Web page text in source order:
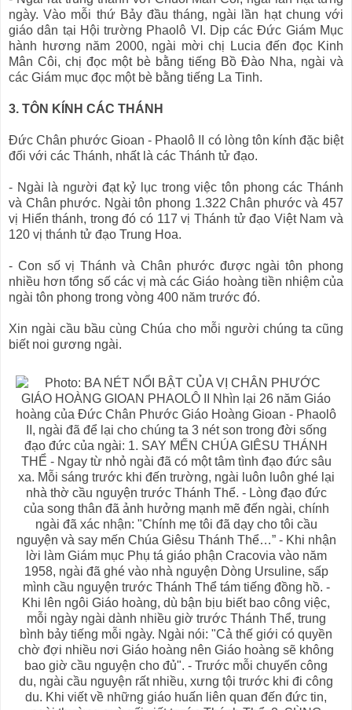
ngày. Vào mỗi thứ Bảy đầu tháng, ngài lần hạt chung với
giáo dân tại Hội trường Phaolô VI. Dịp các Đức Giám Mục
hành hương năm 2000, ngài mời chị Lucia đến đọc Kinh
Mân Côi, chị đọc một bè bằng tiếng Bồ Đào Nha, ngài và
các Giám mục đọc một bè bằng tiếng La Tinh.
3. TÔN KÍNH CÁC THÁNH
Đức Chân phước Gioan - Phaolô II có lòng tôn kính đặc biệt
đối với các Thánh, nhất là các Thánh tử đạo.
- Ngài là người đạt kỷ lục trong việc tôn phong các Thánh
và Chân phước. Ngài tôn phong 1.322 Chân phước và 457
vị Hiển thánh, trong đó có 117 vị Thánh tử đạo Việt Nam và
120 vị thánh tử đạo Trung Hoa.
- Con số vị Thánh và Chân phước được ngài tôn phong
nhiều hơn tổng số các vị mà các Giáo hoàng tiền nhiệm của
ngài tôn phong trong vòng 400 năm trước đó.
Xin ngài cầu bầu cùng Chúa cho mỗi người chúng ta cũng
biết noi gương ngài.